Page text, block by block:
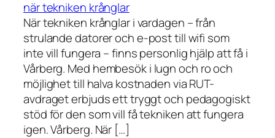
när tekniken krånglar
När tekniken krånglar i vardagen – från
strulande datorer och e-post till wifi som
inte vill fungera – finns personlig hjälp att få i
Vårberg. Med hembesök i lugn och ro och
möjlighet till halva kostnaden via RUT-
avdraget erbjuds ett tryggt och pedagogiskt
stöd för den som vill få tekniken att fungera
igen. Vårberg. När […]